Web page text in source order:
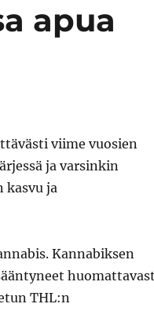
apua
viime vuosien
ja varsinkin
kasvu ja
Kannabiksen
THL:n